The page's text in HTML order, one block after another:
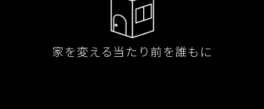
家を変える当たり前を誰もに